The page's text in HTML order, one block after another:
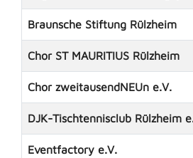
Braunsche Stiftung Rülzheim
Chor ST MAURITIUS Rülzheim
Chor zweitausendNEUn e.V.
DJK-Tischtennisclub Rülzheim
Eventfactory e.V.